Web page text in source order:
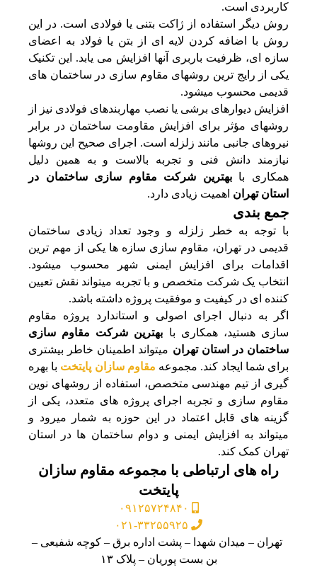
کاربردی است.
روش دیگر استفاده از ژاکت بتنی یا فولادی است. در این
روش با اضافه کردن لایه‌ ای از بتن یا فولاد به اعضای
سازه‌ ای، ظرفیت باربری آنها افزایش می یابد. این تکنیک
یکی از رایج‌ ترین روشهای مقاوم سازی در ساختمان‌ های
قدیمی محسوب میشود.
افزایش دیوارهای برشی یا نصب مهاربندهای فولادی نیز از
روشهای مؤثر برای افزایش مقاومت ساختمان در برابر
نیروهای جانبی مانند زلزله است. اجرای صحیح این روشها
نیازمند دانش فنی و تجربه بالاست و به همین دلیل
همکاری بابهترین شرکت مقاوم سازی ساختمان در
استان تهران اهمیت زیادی دارد.
جمع بندی
با توجه به خطر زلزله و وجود تعداد زیادی ساختمان
قدیمی در تهران، مقاوم سازی سازه‌ ها یکی از مهم‌ ترین
اقدامات برای افزایش ایمنی شهر محسوب میشود.
انتخاب یک شرکت متخصص و با تجربه میتواند نقش تعیین‌
کننده‌ ای در کیفیت و موفقیت پروژه داشته باشد.
اگر به دنبال اجرای اصولی و استاندارد پروژه مقاوم
سازی هستید، همکاری با بهترین شرکت مقاوم سازی
ساختمان در استان تهران میتواند اطمینان خاطر بیشتری
برای شما ایجاد کند. مجموعه مقاوم سازان پایتخت با بهره‌
گیری از تیم مهندسی متخصص، استفاده از روشهای نوین
مقاوم سازی و تجربه اجرای پروژه‌ های متعدد، یکی از
گزینه‌ های قابل اعتماد در این حوزه به شمار میرود و
میتواند به افزایش ایمنی و دوام ساختمان‌ ها در استان
تهران کمک کند.
راه های ارتباطی با مجموعه مقاوم سازان
پایتخت
۰۹۱۲۵۷۲۴۸۴۰
۰۲۱-۳۳۲۵۵۹۲۵
تهران – میدان شهدا – پشت اداره برق – کوچه شفیعی –
بن بست پوریان – پلاک ۱۳